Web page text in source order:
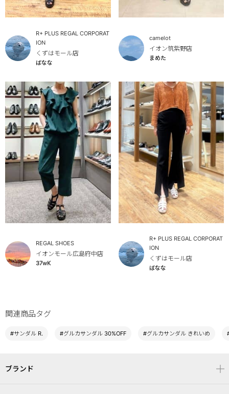
R+ PLUS REGAL CORPORAT
ION
くずはモール店
ばなな
camelot
イオン筑紫野店
まめた
REGAL SHOES
イオンモール広島府中店
37wK
R+ PLUS REGAL CORPORAT
ION
くずはモール店
ばなな
関連商品タグ
#サンダル R. #グルカサンダル 30%OFF #グルカサンダル きれいめ
ブランド